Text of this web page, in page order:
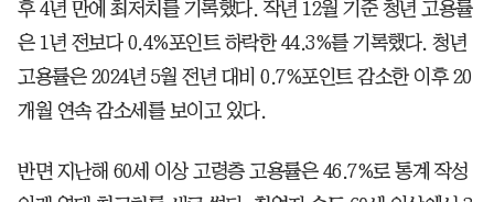
후 4년 만에 최저치를 기록했다. 작년 12월 기준 청년 고용률
은 1년 전보다 0.4%포인트 하락한 44.3%를 기록했다. 청년
고용률은 2024년 5월 전년 대비 0.7%포인트 감소한 이후 20
개월 연속 감소세를 보이고 있다.
반면 지난해 60세 이상 고령층 고용률은 46.7%로 통계 작성